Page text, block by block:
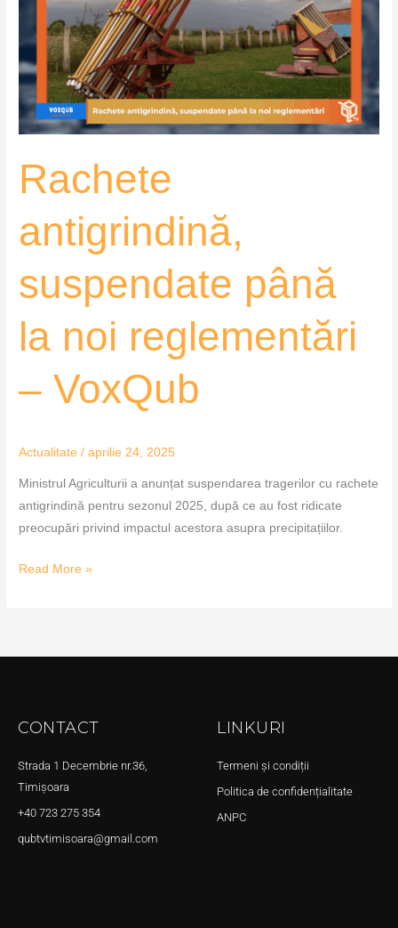
Rachete
antigrindină,
suspendate până
la noi reglementări
– VoxQub
Actualitate /aprilie 24, 2025
Ministrul Agriculturii a anunțat suspendarea tragerilor cu rachete
antigrindină pentru sezonul 2025, după ce au fost ridicate
preocupări privind impactul acestora asupra precipitațiilor.
până
reglementări
–
VoxQub
Read More »
CONTACT
Strada 1 Decembrie nr.36,
Timișoara
+40 723 275 354
qubtvtimisoara@gmail.com
LINKURI
Termeni și condiții
Politica de confidențialitate
ANPC